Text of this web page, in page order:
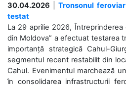
30.04.2026 |Tronsonul
testat
La 29 aprilie 2026, Întreprinderea
din Moldova” a efectuat testarea
importanță strategică Cahul-
segmentul recent restabilit din
Cahul. Evenimentul marchează
în consolidarea infrastructurii